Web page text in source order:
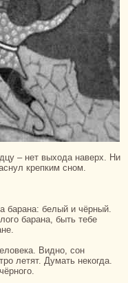
крепким сном.
баpaнa, быть тебе
летят. Думать некoгда.